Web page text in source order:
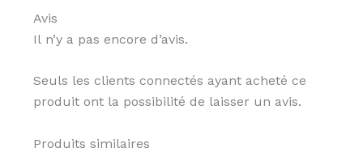
Avis
Il n’y a pas encore d’avis.
Seuls les clients connectés ayant acheté ce
produit ont la possibilité de laisser un avis.
Produits similaires